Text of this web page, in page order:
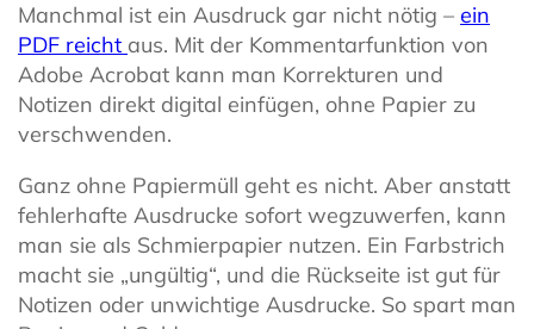
Manchmal ist ein Ausdruck gar nicht nötig – ein
PDF reicht aus. Mit der Kommentarfunktion von
Adobe Acrobat kann man Korrekturen und
Notizen direkt digital einfügen, ohne Papier zu
verschwenden.
Ganz ohne Papiermüll geht es nicht. Aber anstatt
fehlerhafte Ausdrucke sofort wegzuwerfen, kann
man sie als Schmierpapier nutzen. Ein Farbstrich
macht sie „ungültig“, und die Rückseite ist gut für
Notizen oder unwichtige Ausdrucke. So spart man